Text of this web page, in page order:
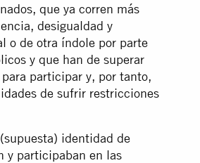
que ya corren más
desigualdad y
o de otra índole por parte
y que han de superar
participar y, por tanto,
de sufrir restricciones
identidad de
y participaban en las